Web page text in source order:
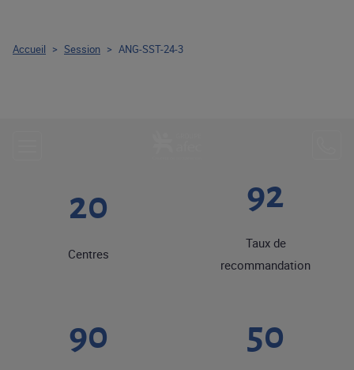
20
Centres
92
Taux de
recommandation
90 50
Accueil > Session > ANG-SST-24-3